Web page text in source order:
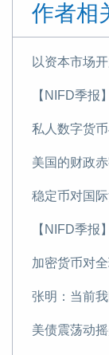
作者相
以资本市场
私人数字货
加密货币对
张明：当前
美债震荡动